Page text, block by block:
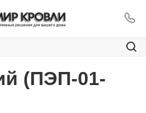
(ПЭП-01-